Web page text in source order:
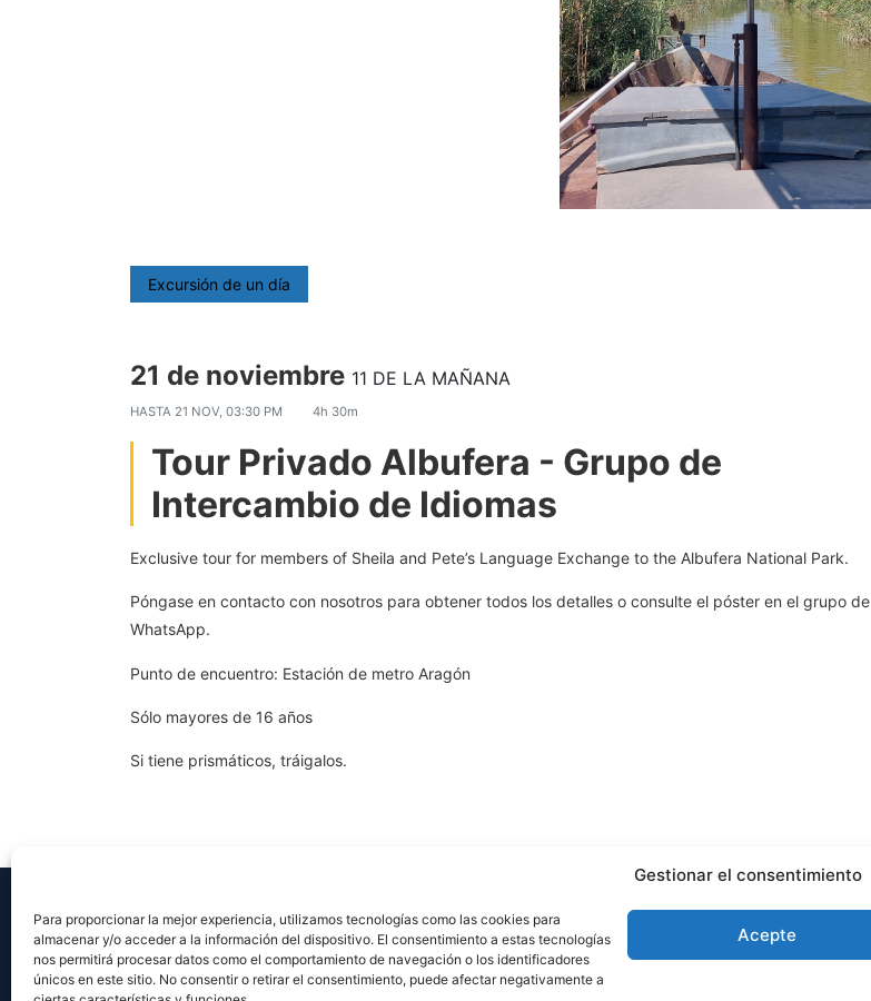
Gestionar el consentimiento
Para proporcionar la mejor experiencia, utilizamos tecnologías como las cookies para
almacenar y/o acceder a la información del dispositivo. El consentimiento a estas tecnologías
nos permitirá procesar datos como el comportamiento de navegación o los identificadores
únicos en este sitio. No consentir o retirar el consentimiento, puede afectar negativamente a
Acepte
Excursión de un día
21 de noviembre 11 DE LA MAÑANA
HASTA 21 NOV, 03:30 PM 4h 30m
Tour Privado Albufera - Grupo de
Intercambio de Idiomas
Exclusive tour for members of Sheila and Pete’s Language Exchange to the Albufera National Park.
Póngase en contacto con nosotros para obtener todos los detalles o consulte el póster en el grupo de
WhatsApp.
Punto de encuentro: Estación de metro Aragón
Sólo mayores de 16 años
Si tiene prismáticos, tráigalos.
Información del contacto
Teléfono: 614 506 978
Correo electrónico: info@jonstours.com
Agencia de viajes autorizada CV-AVC002262-V